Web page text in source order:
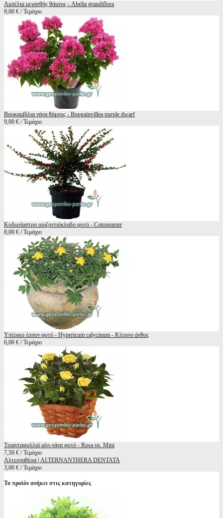
Αμπέλια μεγανθής θάμνος - Abelia grandiflora
9,00 € / Τεμάχιο
Βουκαμβίλια νάνα θάμνος - Bougainvillea purple dwarf
9,00 € / Τεμάχιο
Κυδωνίαστρο οριζοντιόκλαδο φυτό - Cotoneaster
8,00 € / Τεμάχιο
Υπέρικο έρπον φυτό - Hypericum calycinum - Κίτρινο άνθος
6,00 € / Τεμάχιο
Τριανταφυλλιά μίνι-νάνα φυτό - Rosa sp. Mini
7,50 € / Τεμάχιο
Αλτερναθέρα | ALTERNANTHERA DENTATA
3,00 € / Τεμάχιο
Το προϊόν ανήκει στις κατηγορίες